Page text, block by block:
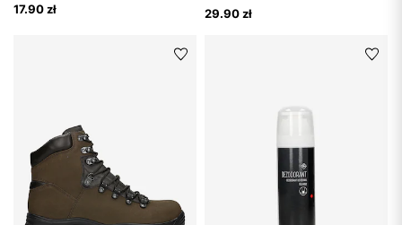
17.90 zł
29.90 zł